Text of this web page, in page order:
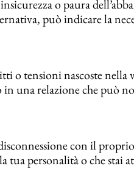
o paura
può indicare la
o tensioni nascoste nella
una relazione che può
con il
tua personalità o che stai